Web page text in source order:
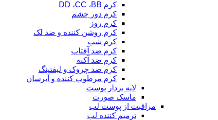
کرم DD ،CC ،BB
کرم دور چشم
کرم روز
کرم روشن کننده و ضد لک
کرم شب
کرم ضد آفتاب
کرم ضد آکنه
کرم ضد چروک و لیفتینگ
کرم مرطوب کننده و آبرسان
لایه بردار پوست
ماسک صورت
مراقبت از پوست لب
ترمیم کننده لب